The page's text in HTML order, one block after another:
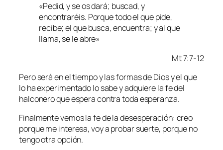
«Pedid, y se os dará; buscad, y
encontraréis. Porque todo el que pide,
recibe; el que busca, encuentra; y al que
llama, se le abre»
Mt 7:7-12
Pero será en el tiempo y las formas de Dios y el que
lo ha experimentado lo sabe y adquiere la fe del
halconero que espera contra toda esperanza.
Finalmente vemos la fe de la desesperación: creo
porque me interesa, voy a probar suerte, porque no
tengo otra opción.